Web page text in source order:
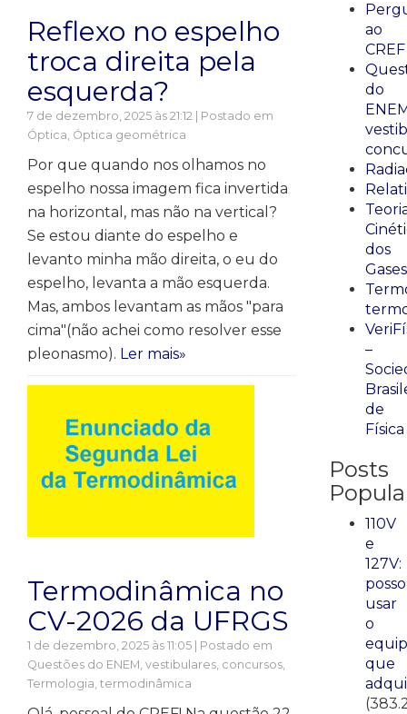
Reflexo no espelho
troca direita pela
esquerda?
7 de dezembro, 2025 às 21:12 | Postado em
Óptica, Óptica geométrica
Por que quando nos olhamos no
espelho nossa imagem fica invertida
na horizontal, mas não na vertical?
Se estou diante do espelho e
levanto minha mão direita, o eu do
espelho, levanta a mão esquerda.
Mas, ambos levantam as mãos "para
cima"(não achei como resolver esse
pleonasmo). Ler mais»
Termodinâmica no
CV-2026 da UFRGS
1 de dezembro, 2025 às 11:05 | Postado em
Questões do ENEM, vestibulares, concursos,
Termologia, termodinâmica
ao
CREF
do
dos
Gases
–
de
Física
Posts
110V
e
127V:
posso
usar
o
que